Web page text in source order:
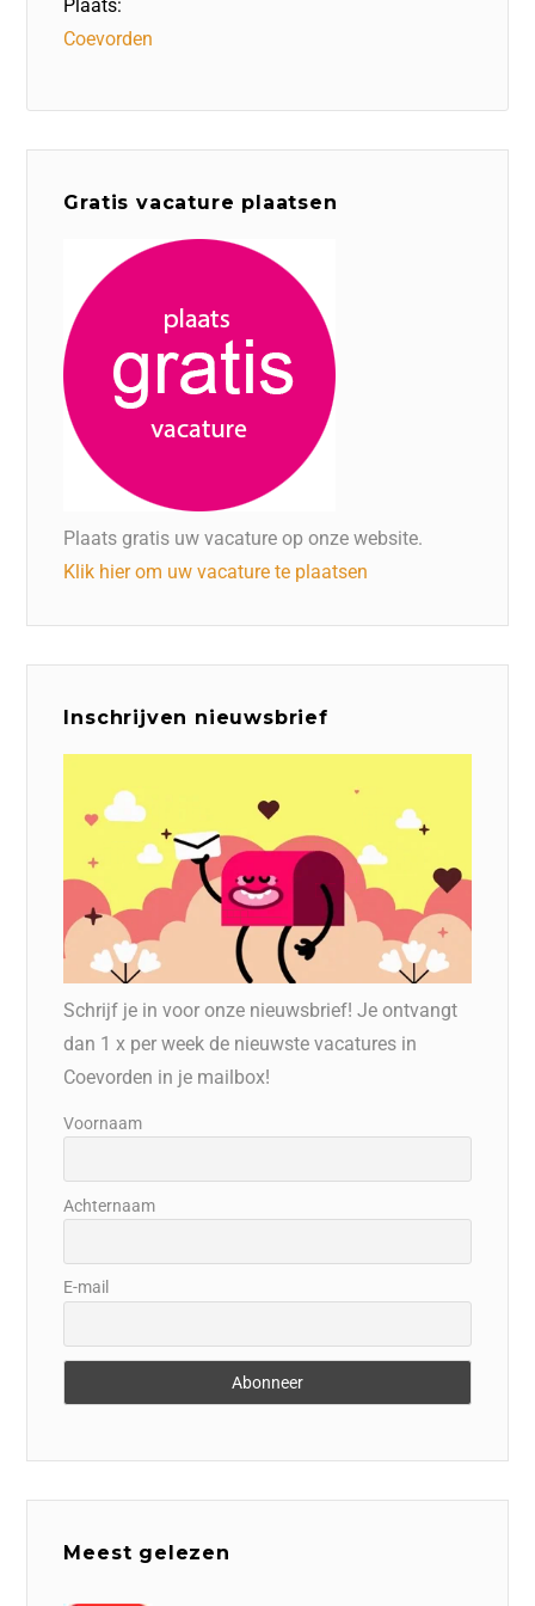
Plaats:
Coevorden
Gratis vacature plaatsen
Plaats gratis uw vacature op onze website.
Klik hier om uw vacature te plaatsen
Inschrijven nieuwsbrief
Schrijf je in voor onze nieuwsbrief! Je ontvangt
dan 1 x per week de nieuwste vacatures in
Coevorden in je mailbox!
Voornaam
Achternaam
E-mail
Meest gelezen